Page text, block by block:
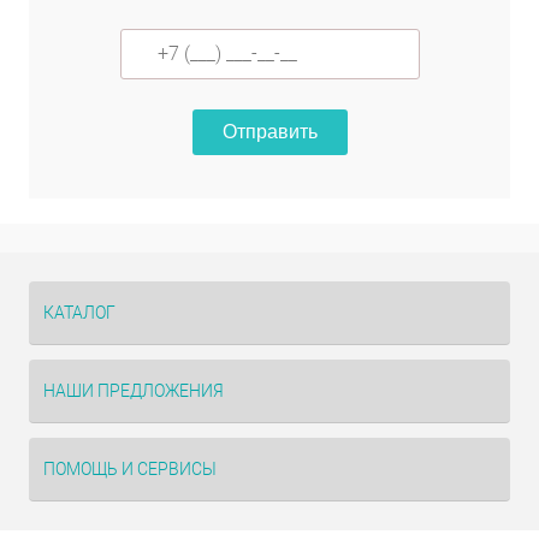
Отправить
КАТАЛОГ
НАШИ ПРЕДЛОЖЕНИЯ
ПОМОЩЬ И СЕРВИСЫ